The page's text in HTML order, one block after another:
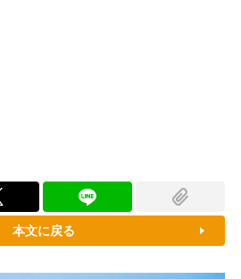
本文に戻る